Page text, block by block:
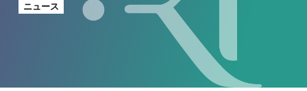
ニュース